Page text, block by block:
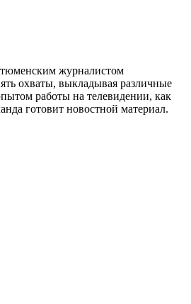
тюменским журналистом
охваты, выкладывая различные
работы на телевидении, как
готовит новостной материал.